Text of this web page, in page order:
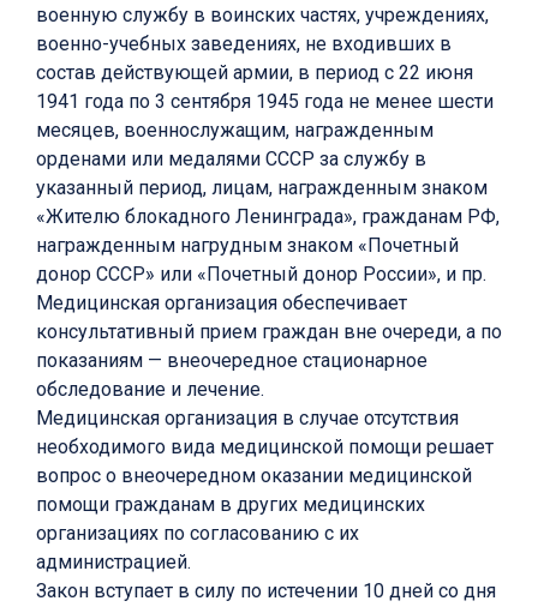
военную службу в воинских частях, учреждениях,
военно-учебных заведениях, не входивших в
состав действующей армии, в период с 22 июня
1941 года по 3 сентября 1945 года не менее шести
месяцев, военнослужащим, награжденным
орденами или медалями СССР за службу в
указанный период, лицам, награжденным знаком
«Жителю блокадного Ленинграда», гражданам РФ,
награжденным нагрудным знаком «Почетный
донор СССР» или «Почетный донор России», и пр.
Медицинская организация обеспечивает
консультативный прием граждан вне очереди, а по
показаниям — внеочередное стационарное
обследование и лечение.
Медицинская организация в случае отсутствия
необходимого вида медицинской помощи решает
вопрос о внеочередном оказании медицинской
помощи гражданам в других медицинских
организациях по согласованию с их
администрацией.
Закон вступает в силу по истечении 10 дней со дня